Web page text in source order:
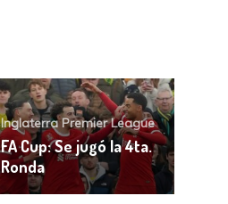
Inglaterra Premier League
FA Cup: Se jugó la 4ta.
Ronda